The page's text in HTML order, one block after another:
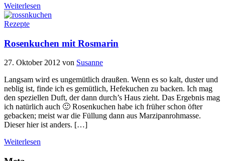
Weiterlesen
Rezepte
Rosenkuchen mit Rosmarin
27. Oktober 2012 von Susanne
Langsam wird es ungemütlich draußen. Wenn es so kalt, duster und
neblig ist, finde ich es gemütlich, Hefekuchen zu backen. Ich mag
den speziellen Duft, der dann durch’s Haus zieht. Das Ergebnis mag
ich natürlich auch 🙂 Rosenkuchen habe ich früher schon öfter
gebacken; meist war die Füllung dann aus Marzipanrohmasse.
Dieser hier ist anders. […]
Weiterlesen